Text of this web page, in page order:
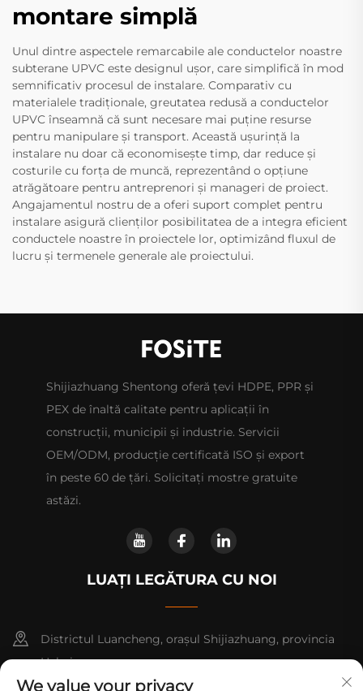
montare simplă
Unul dintre aspectele remarcabile ale conductelor noastre
subterane UPVC este designul ușor, care simplifică în mod
semnificativ procesul de instalare. Comparativ cu
materialele tradiționale, greutatea redusă a conductelor
UPVC înseamnă că sunt necesare mai puține resurse
pentru manipulare și transport. Această ușurință la
instalare nu doar că economisește timp, dar reduce și
costurile cu forța de muncă, reprezentând o opțiune
atrăgătoare pentru antreprenori și manageri de proiect.
Angajamentul nostru de a oferi suport complet pentru
instalare asigură clienților posibilitatea de a integra eficient
conductele noastre în proiectele lor, optimizând fluxul de
lucru și termenele generale ale proiectului.
Shijiazhuang Shentong oferă țevi HDPE, PPR și
PEX de înaltă calitate pentru aplicații în
construcții, municipii și industrie. Servicii
OEM/ODM, producție certificată ISO și export
în peste 60 de țări. Solicitați mostre gratuite
astăzi.
LUAȚI LEGĂTURA CU NOI
Districtul Luancheng, orașul Shijiazhuang, provincia
Hebei.
We value your privacy